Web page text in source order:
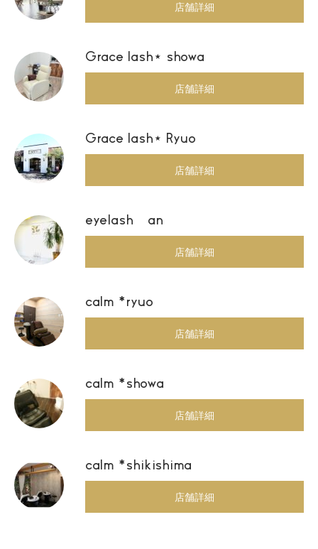
店舗詳細
Grace lash⋆ showa
店舗詳細
Grace lash⋆ Ryuo
店舗詳細
eyelash an
店舗詳細
calm *ryuo
店舗詳細
calm *showa
店舗詳細
calm *shikishima
店舗詳細